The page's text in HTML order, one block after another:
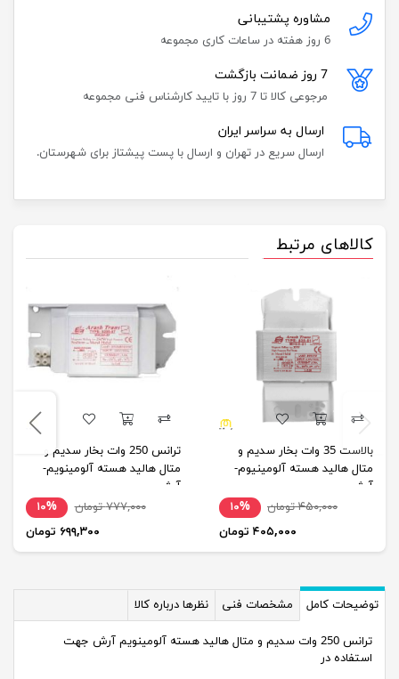
مشاوره پشتیبانی
6 روز هفته در ساعات کاری مجموعه
7 روز ضمانت بازگشت
مرجوعی کالا تا 7 روز با تایید کارشناس فنی مجموعه
ارسال به سراسر ایران
ارسال سریع در تهران و ارسال با پست پیشتاز برای شهرستان.
کالاهای مرتبط
بالاست 35 وات بخار سدیم و
متال هالید هسته آلومینیوم-
آرش
۴۵۰,۰۰۰ تومان
۱۰%
۴۰۵,۰۰۰ تومان
ترانس 250 وات بخار سدیم و
متال هالید هسته آلومینویم-
آرش
۷۷۷,۰۰۰ تومان
۱۰%
۶۹۹,۳۰۰ تومان
توضیحات کامل مشخصات فنی نظرها درباره کالا
ترانس 250 وات سدیم و متال هالید هسته آلومینویم آرش جهت
استفاده در